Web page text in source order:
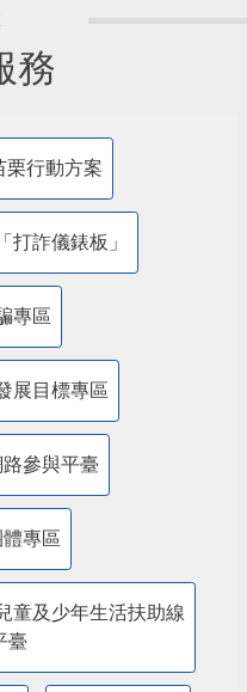
務
栗行動方案
打詐儀錶板」
專區
展目標專區
參與平臺
專區
童及少年生活扶助線
臺